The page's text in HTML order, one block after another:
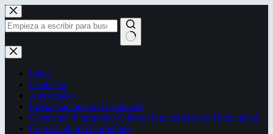
Saltar
al
contenido
Sin
resultados
Inicio
Contactos
Autoridades
Fiesta Nacional del Chamamé
Chamamé: Patrimonio Cultural Inmaterial de la Humanidad
Censo Cultural Correntino